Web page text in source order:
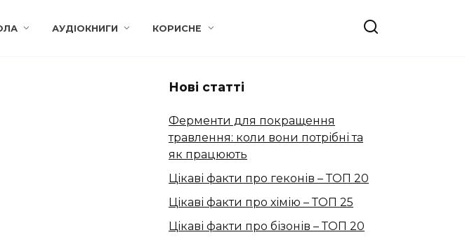
АУДІОКНИГИ КОРИСНЕ
Нові статті
Ферменти для покращення
травлення: коли вони потрібні та
як працюють
Цікаві факти про геконів – ТОП 20
Цікаві факти про хімію – ТОП 25
Цікаві факти про бізонів – ТОП 20